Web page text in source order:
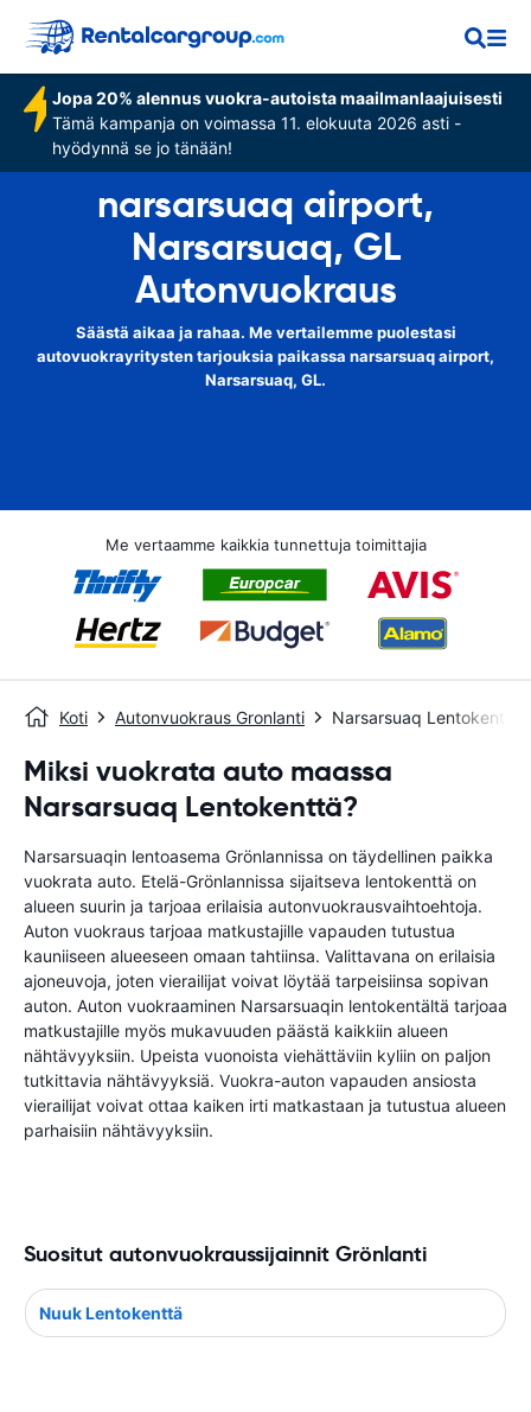
Jopa 20% alennus vuokra-autoista maailmanlaajuisesti
Tämä kampanja on voimassa 11. elokuuta 2026 asti -
hyödynnä se jo tänään!
narsarsuaq airport,
Narsarsuaq, GL
Autonvuokraus
Säästä aikaa ja rahaa. Me vertailemme puolestasi
autovuokrayritysten tarjouksia paikassa narsarsuaq airport,
Narsarsuaq, GL.
Me vertaamme kaikkia tunnettuja toimittajia
Koti Autonvuokraus Gronlanti Narsarsuaq Lentokenttä
Miksi vuokrata auto maassa
Narsarsuaq Lentokenttä?
Narsarsuaqin lentoasema Grönlannissa on täydellinen paikka
vuokrata auto. Etelä-Grönlannissa sijaitseva lentokenttä on
alueen suurin ja tarjoaa erilaisia ​​autonvuokrausvaihtoehtoja.
Auton vuokraus tarjoaa matkustajille vapauden tutustua
kauniiseen alueeseen omaan tahtiinsa. Valittavana on erilaisia ​​
ajoneuvoja, joten vierailijat voivat löytää tarpeisiinsa sopivan
auton. Auton vuokraaminen Narsarsuaqin lentokentältä tarjoaa
matkustajille myös mukavuuden päästä kaikkiin alueen
nähtävyyksiin. Upeista vuonoista viehättäviin kyliin on paljon
tutkittavia nähtävyyksiä. Vuokra-auton vapauden ansiosta
vierailijat voivat ottaa kaiken irti matkastaan ​​ja tutustua alueen
parhaisiin nähtävyyksiin.
Suositut autonvuokraussijainnit Grönlanti
Nuuk Lentokenttä